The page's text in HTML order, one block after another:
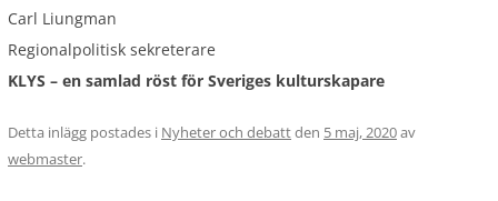
Carl Liungman
Regionalpolitisk sekreterare
KLYS – en samlad röst för Sveriges kulturskapare
Detta inlägg postades i Nyheter och debattden 5 maj, 2020av
webmaster.